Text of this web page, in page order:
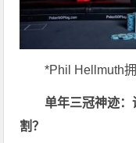
*Phil Hellmuth
单年三冠神迹
割？